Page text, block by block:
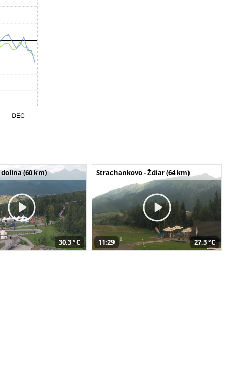
(60 km)
30,3 °C
Strachankovo - Ždiar (64 km)
11:29 27,3 °C